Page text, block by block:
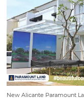
New Alicante Paramount